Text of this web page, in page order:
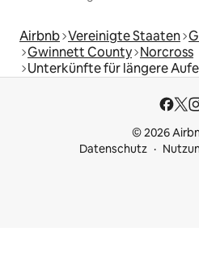
Airbnb Vereinigte Staaten
Gwinnett County Norcross
Unterkünfte für längere
© 2026
Datenschutz